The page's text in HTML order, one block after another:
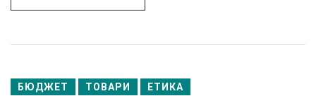
БЮДЖЕТ ТОВАРИ ЕТИКА